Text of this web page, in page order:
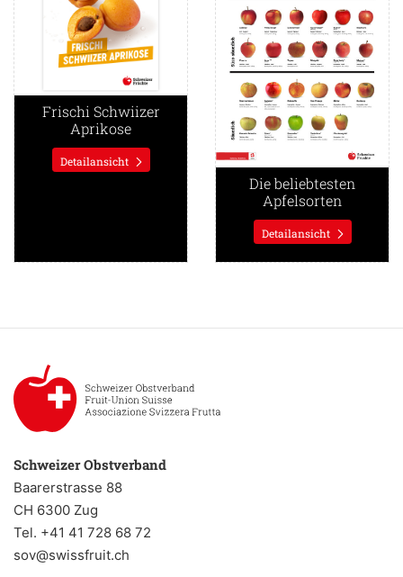
Frischi Schwiizer
Aprikose
Detailansicht
Die beliebtesten
Apfelsorten
Detailansicht
Schweizer Obstverband
Baarerstrasse 88
CH 6300 Zug
Tel. +41 41 728 68 72
sov@swissfruit.ch